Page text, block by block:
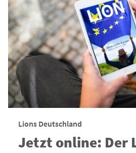
Lions Deutschland
Jetzt online: Der